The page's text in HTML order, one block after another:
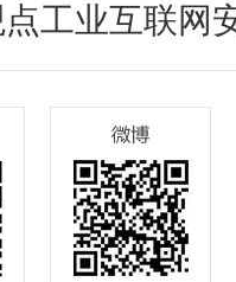
工业互联网